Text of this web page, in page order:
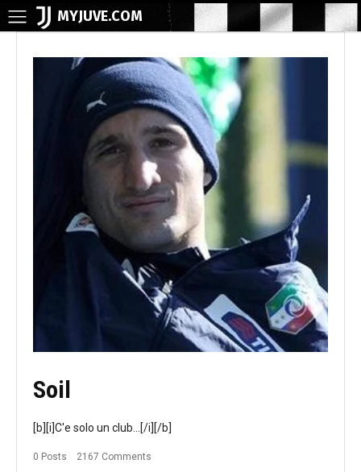
MYJUVE.COM
Soil
[b][i]C'e solo un club...[/i][/b]
0 Posts 2167 Comments